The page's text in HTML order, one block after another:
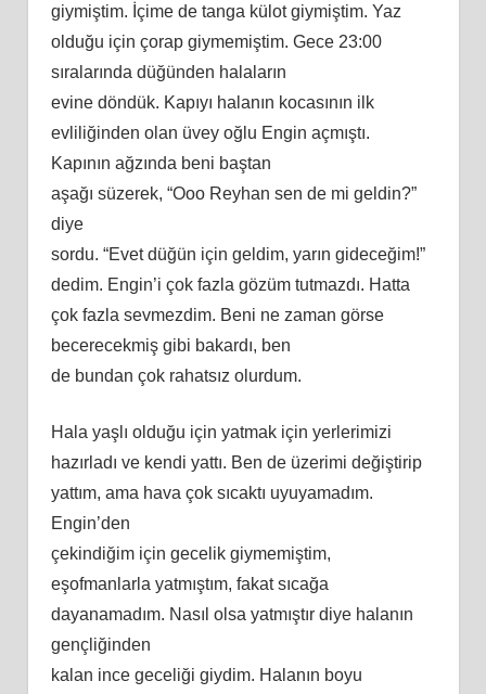
giymiştim. İçime de tanga külot giymiştim. Yaz
olduğu için çorap giymemiştim. Gece 23:00
sıralarında düğünden halaların
evine döndük. Kapıyı halanın kocasının ilk
evliliğinden olan üvey oğlu Engin açmıştı.
Kapının ağzında beni baştan
aşağı süzerek, “Ooo Reyhan sen de mi geldin?”
diye
sordu. “Evet düğün için geldim, yarın gideceğim!”
dedim. Engin’i çok fazla gözüm tutmazdı. Hatta
çok fazla sevmezdim. Beni ne zaman görse
becerecekmiş gibi bakardı, ben
de bundan çok rahatsız olurdum.
Hala yaşlı olduğu için yatmak için yerlerimizi
hazırladı ve kendi yattı. Ben de üzerimi değiştirip
yattım, ama hava çok sıcaktı uyuyamadım.
Engin’den
çekindiğim için gecelik giymemiştim,
eşofmanlarla yatmıştım, fakat sıcağa
dayanamadım. Nasıl olsa yatmıştır diye halanın
gençliğinden
kalan ince geceliği giydim. Halanın boyu